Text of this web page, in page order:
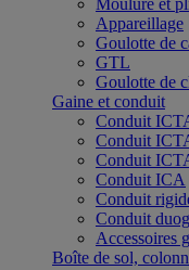
Moulure et
Appareillage
Goulotte de
GTL
Goulotte de
Gaine et conduit
Conduit
Conduit
Conduit
Conduit ICA
Conduit
Conduit
Accessoires
Boîte de sol,